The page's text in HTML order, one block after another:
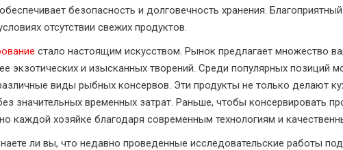
безопасность и долговечность хранения.
отсутствии свежих продуктов.
стало настоящим искусством. Рынок предлагает множество
экзотических и изысканных творений. Среди популярных позиций
виды рыбных консервов. Эти продукты не только делают
значительных временных затрат. Раньше, чтобы консервировать
каждой хозяйке благодаря современным технологиям и
ли вы, что недавно проведенные исследовательские работы